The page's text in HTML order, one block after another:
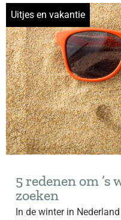
Uitjes en vakantie
5 redenen om ’s
zoeken
In de winter in